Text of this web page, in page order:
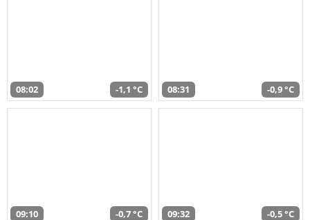
08:02 -1,1 °C 08:31 -0,9 °C
09:10 -0,7 °C 09:32 -0,5 °C